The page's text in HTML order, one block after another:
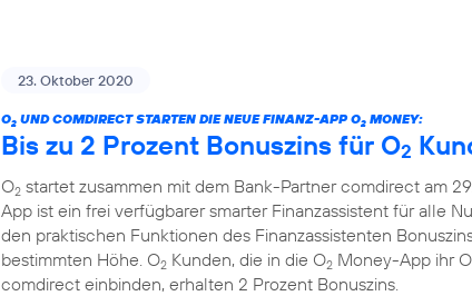
23. Oktober 2020
O2 UND COMDIRECT STARTEN DIE NEUE FINANZ-APP O2 MONEY:
Bis zu 2 Prozent Bonuszins für O2
O2 startet zusammen mit dem Bank-Partner comdirect am
App ist ein frei verfügbarer smarter Finanzassistent für alle
den praktischen Funktionen des Finanzassistenten
bestimmten Höhe. O2 Kunden, die in die O2 Money-App ihr O
comdirect einbinden, erhalten 2 Prozent Bonuszins.